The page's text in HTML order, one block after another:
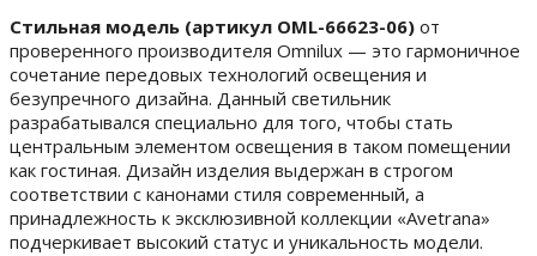
Стильная модель (артикул OML-66623-06) от
проверенного производителя Omnilux — это гармоничное
сочетание передовых технологий освещения и
безупречного дизайна. Данный светильник
разрабатывался специально для того, чтобы стать
центральным элементом освещения в таком помещении
как гостиная. Дизайн изделия выдержан в строгом
соответствии с канонами стиля современный, а
принадлежность к эксклюзивной коллекции «Avetrana»
подчеркивает высокий статус и уникальность модели.